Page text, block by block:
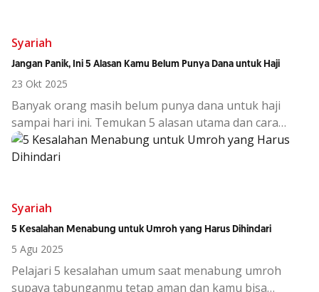
Syariah
Jangan Panik, Ini 5 Alasan Kamu Belum Punya Dana untuk Haji
23 Okt 2025
Banyak orang masih belum punya dana untuk haji
sampai hari ini. Temukan 5 alasan utama dan cara
mengatasinya agar niat berhaji segera terwujud!
Syariah
5 Kesalahan Menabung untuk Umroh yang Harus Dihindari
5 Agu 2025
Pelajari 5 kesalahan umum saat menabung umroh
supaya tabunganmu tetap aman dan kamu bisa